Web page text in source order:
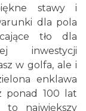
stawy i
dla pola
tło dla
inwestycji
w golfa, ale i
enklawa
ponad 100 lat
to największy